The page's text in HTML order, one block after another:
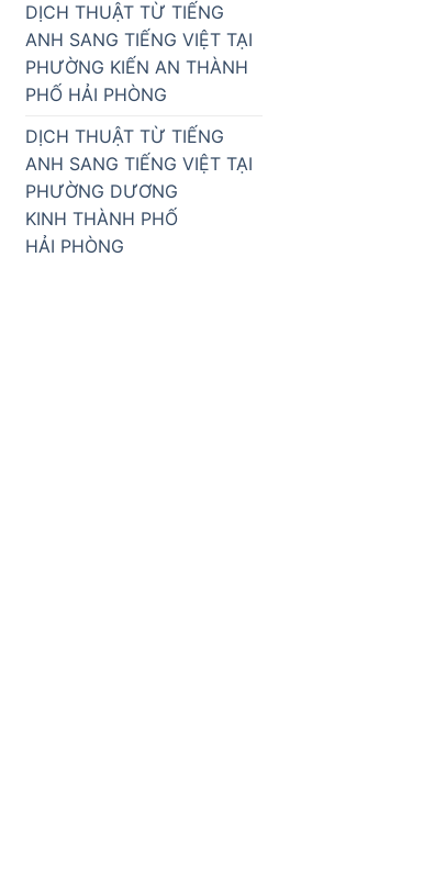
DỊCH THUẬT TỪ TIẾNG
ANH SANG TIẾNG VIỆT TẠI
PHƯỜNG KIẾN AN THÀNH
PHỐ HẢI PHÒNG
DỊCH THUẬT TỪ TIẾNG
ANH SANG TIẾNG VIỆT TẠI
PHƯỜNG DƯƠNG
KINH THÀNH PHỐ
HẢI PHÒNG